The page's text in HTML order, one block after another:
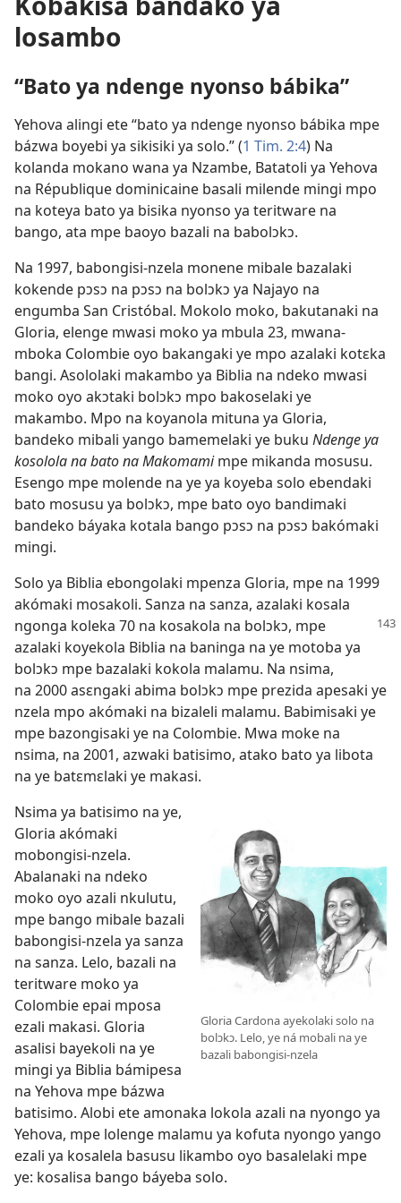
losambo
“Bato ya ndenge nyonso bábika”
Yehova alingi ete “bato ya ndenge nyonso bábika mpe
bázwa boyebi ya sikisiki ya solo.” (1 Tim. 2:4) Na
kolanda mokano wana ya Nzambe, Batatoli ya Yehova
na République dominicaine basali milende mingi mpo
na koteya bato ya bisika nyonso ya teritware na
bango, ata mpe baoyo bazali na babolɔkɔ.
Na 1997, babongisi-nzela monene mibale bazalaki
kokende pɔsɔ na pɔsɔ na bolɔkɔ ya Najayo na
engumba San Cristóbal. Mokolo moko, bakutanaki na
Gloria, elenge mwasi moko ya mbula 23, mwana-
mboka Colombie oyo bakangaki ye mpo azalaki kotɛka
bangi. Asololaki makambo ya Biblia na ndeko mwasi
moko oyo akɔtaki bolɔkɔ mpo bakoselaki ye
makambo. Mpo na koyanola mituna ya Gloria,
bandeko mibali yango bamemelaki ye buku Ndenge ya
kosolola na bato na Makomamimpe mikanda mosusu.
Esengo mpe molende na ye ya koyeba solo ebendaki
bato mosusu ya bolɔkɔ, mpe bato oyo bandimaki
bandeko báyaka kotala bango pɔsɔ na pɔsɔ bakómaki
mingi.
Solo ya Biblia ebongolaki mpenza Gloria, mpe na 1999
akómaki mosakoli. Sanza na sanza, azalaki kosala
ngonga koleka 70 na kosakola na bolɔkɔ, mpe
azalaki koyekola Biblia na baninga na ye motoba ya
bolɔkɔ mpe bazalaki kokola malamu. Na nsima,
na 2000 asɛngaki abima bolɔkɔ mpe prezida apesaki ye
nzela mpo akómaki na bizaleli malamu. Babimisaki ye
mpe bazongisaki ye na Colombie. Mwa moke na
nsima, na 2001, azwaki batisimo, atako bato ya libota
na ye batɛmɛlaki ye makasi.
Gloria Cardona ayekolaki solo na
bolɔkɔ. Lelo, ye ná mobali na ye
bazali babongisi-nzela
Nsima ya batisimo na ye,
Gloria akómaki
mobongisi-nzela.
Abalanaki na ndeko
moko oyo azali nkulutu,
mpe bango mibale bazali
babongisi-nzela ya sanza
na sanza. Lelo, bazali na
teritware moko ya
Colombie epai mposa
ezali makasi. Gloria
asalisi bayekoli na ye
mingi ya Biblia bámipesa
na Yehova mpe bázwa
batisimo. Alobi ete amonaka lokola azali na nyongo ya
Yehova, mpe lolenge malamu ya kofuta nyongo yango
ezali ya kosalela basusu likambo oyo basalelaki mpe
ye: kosalisa bango báyeba solo.